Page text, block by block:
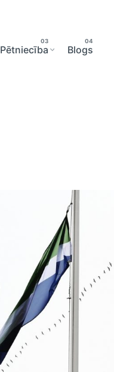
Pētniecība Blogs